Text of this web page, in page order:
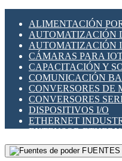
SENSORES
TEMPORIZADORES
VARIACS
VARIADORES DE
SECCIONADORES -
MAQUINARIA
HERRAMIENTAS
ILUMINACIÓN LED
INTERRUPTORES
INTERFACES DE
OTROS RELÉS
PROTECCIÓN
RELÉS
RELÉS DE SEÑAL
RELÉS DE ESTADO
RELÉS
RELÉS MINIATURA
SENSORES
ALIMENTACIÓN
AUTOMATIZACIÓN
AUTOMATIZACIÓN
CÁMARAS PARA
CAPACITACIÓN Y
COMUNICACIÓN
CONVERSORES DE
CONVERSORES
DISPOSITIVOS I/O
ETHERNET
EXTENSOR
GATEWAY
GESTIÓN DE REDES